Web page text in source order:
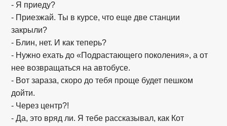
- Я приеду?
- Приезжай. Ты в курсе, что еще две станции
закрыли?
- Блин, нет. И как теперь?
- Нужно ехать до «Подрастающего поколения», а от
нее возвращаться на автобусе.
- Вот зараза, скоро до тебя проще будет пешком
дойти.
- Через центр?!
- Да, это вряд ли. Я тебе рассказывал, как Кот